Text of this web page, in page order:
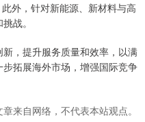
外，针对新能源、新材料与高
战。
，提升服务质量和效率，以满
拓展海外市场，增强国际竞争
来自网络，不代表本站观点。